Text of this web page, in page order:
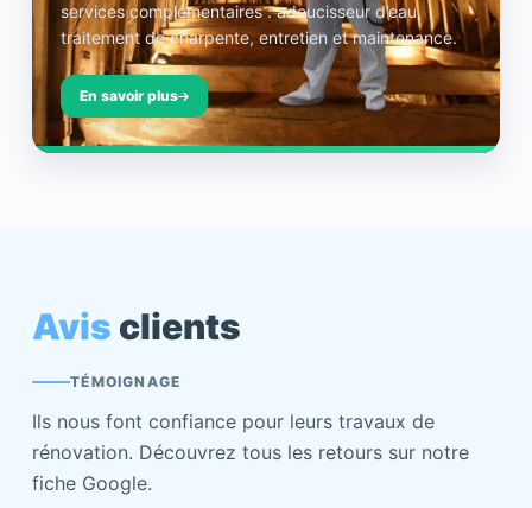
services complémentaires : adoucisseur d’eau,
traitement de charpente, entretien et maintenance.
En savoir plus
Avis clients
TÉMOIGNAGE
Ils nous font confiance pour leurs travaux de
rénovation. Découvrez tous les retours sur notre
fiche Google.